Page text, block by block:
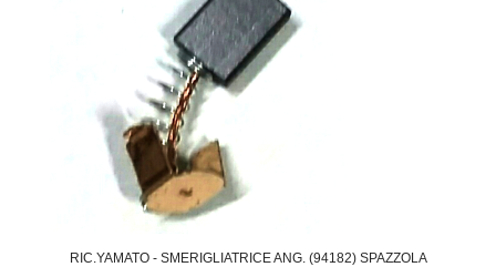
RIC.YAMATO - SMERIGLIATRICE ANG. (94182) SPAZZOLA